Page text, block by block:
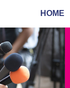
HOME